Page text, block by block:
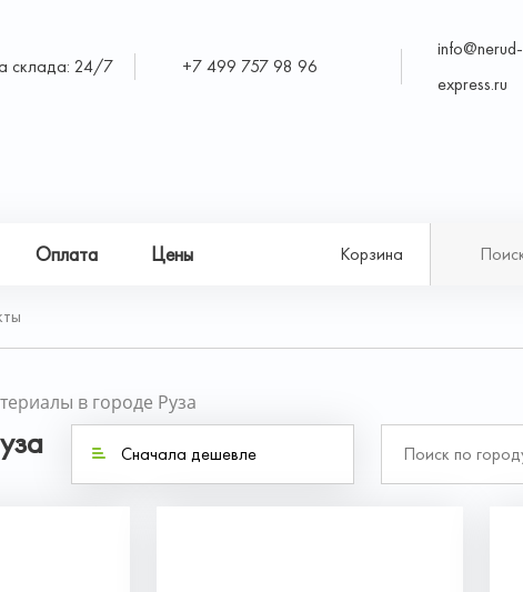
склада: 24/7 +7 499 757 98 96
info@nerud-
express.ru
Оплата Цены Корзина
в городе Руза
Сначала дешевле